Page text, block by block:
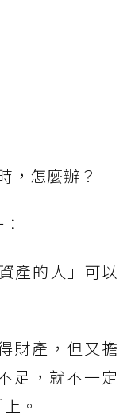
，怎麼辦？
產的人」可以
財產，但又擔
足，就不一定
。